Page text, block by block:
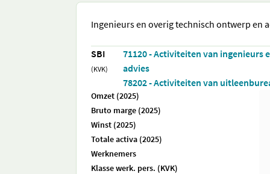
Ingenieurs en overig technisch ontwerp en
SBI
(KVK)
71120 - Activiteiten van ingenieurs
advies
78202 - Activiteiten van
Omzet (2025)
Bruto marge (2025)
Winst (2025)
Totale activa (2025)
Werknemers
Klasse werk. pers. (KVK)